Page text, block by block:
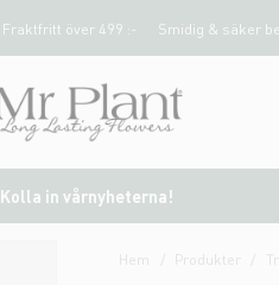
Fraktfritt över 499 :- Smidig & säker
Kolla in vårnyheterna!
Hem Produkter